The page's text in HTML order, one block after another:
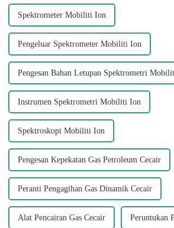
Spektrometer Mobiliti Ion
Pengeluar Spektrometer Mobiliti Ion
Pengesan Bahan Letupan Spektrometri
Instrumen Spektrometri Mobiliti Ion
Spektroskopi Mobiliti Ion
Pengesan Kepekatan Gas Petroleum Cecair
Peranti Pengagihan Gas Dinamik Cecair
Alat Pencairan Gas Cecair Peruntukan